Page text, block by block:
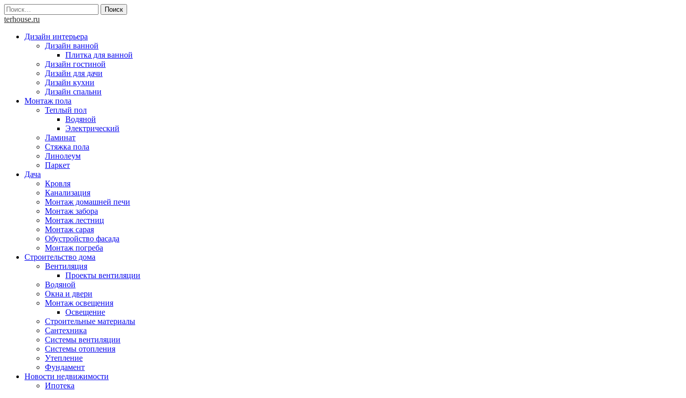
Skip
to
Найти:
terhouse.ru
Дизайн интерьера
Дизайн ванной
Плитка для ванной
Дизайн гостиной
Дизайн для дачи
Дизайн кухни
Дизайн спальни
Монтаж пола
Теплый пол
Водяной
Электрический
Ламинат
Стяжка пола
Линолеум
Паркет
Дача
Кровля
Канализация
Монтаж домашней печи
Монтаж забора
Монтаж лестниц
Монтаж сарая
Обустройство фасада
Монтаж погреба
Строительство дома
Вентиляция
Проекты вентиляции
Водяной
Окна и двери
Монтаж освещения
Освещение
Строительные материалы
Сантехника
Системы вентиляции
Системы отопления
Утепление
Фундамент
Новости недвижимости
Ипотека